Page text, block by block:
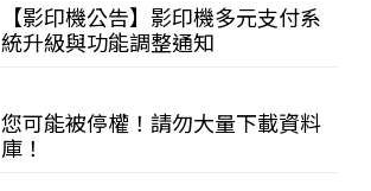
【影印機公告】影印機多元支付系
統升級與功能調整通知
您可能被停權！請勿大量下載資料
庫！